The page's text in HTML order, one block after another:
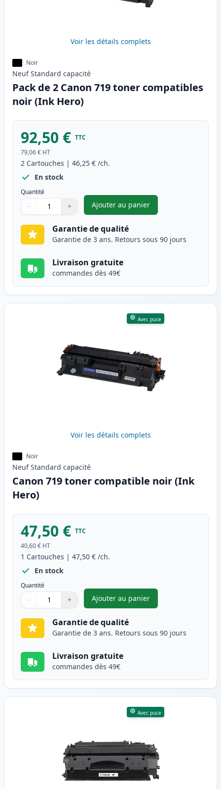
Voir les détails complets
Noir
Neuf Standard capacité
Pack de 2 Canon 719 toner compatibles
noir (Ink Hero)
92,50 € TTC
79,06 € HT
2 Cartouches | 46,25 € /ch.
En stock
Quantité
Quantité
Utilisez les boutons pour ajuster
− +
Quantité
Ajouter au panier
,Pack de 2 Canon 719 toner
Garantie de qualité
Garantie de 3 ans. Retours sous 90 jours
Livraison gratuite
commandes dès 49€
Avec puce
Voir les détails complets
Noir
Neuf Standard capacité
Canon 719 toner compatible noir (Ink
Hero)
47,50 € TTC
40,60 € HT
1 Cartouches | 47,50 € /ch.
En stock
Quantité
Quantité
Utilisez les boutons pour ajuster
− +
Quantité
Ajouter au panier
,Canon 719 toner compatible
Garantie de qualité
Garantie de 3 ans. Retours sous 90 jours
Livraison gratuite
commandes dès 49€
Avec puce